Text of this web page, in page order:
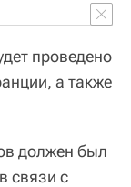
проведено
а также
должен был
связи с